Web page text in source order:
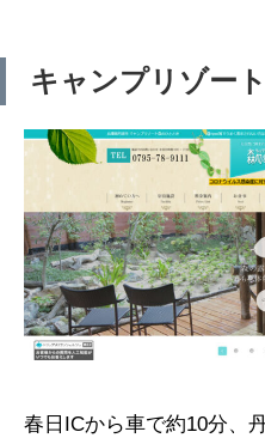
キャンプリゾー
春日ICから車で約10分、